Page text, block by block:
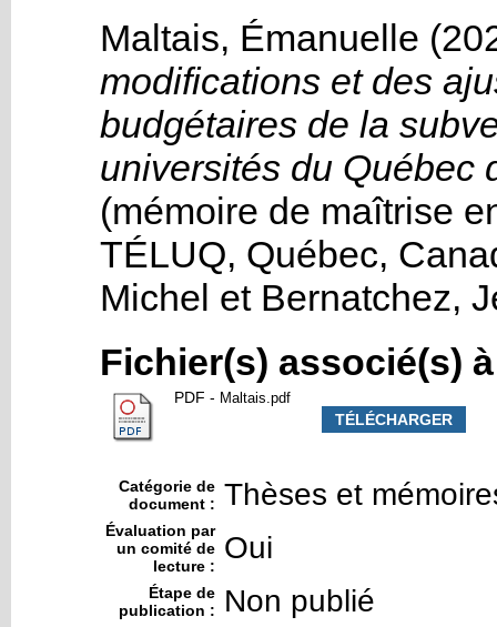
Maltais, Émanuelle
modifications et des
budgétaires de la
universités du Québec
(mémoire de maîtrise
TÉLUQ, Québec,
Michel et Bernatchez,
Fichier(s) associé(s)
PDF - Maltais.pdf
TÉLÉCHARGER
Catégorie de
document : Thèses et
Évaluation par
un comité de
lecture :
Oui
Étape de
publication :
Non publié